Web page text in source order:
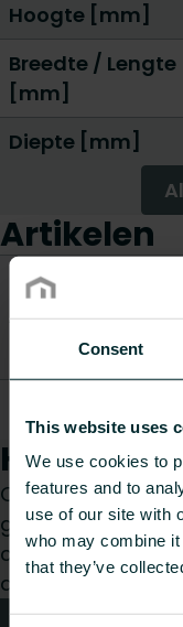
Consent
This website uses
We use cookies to
features and to
use of our site with
who may combine
that they’ve
Hoogte [mm]
Breedte / Lengte
[mm]
Diepte [mm]
Artikelen
Artikelcode
Hoe
Of je nu een
groothandelaar
categorie en wij
aanvraag.